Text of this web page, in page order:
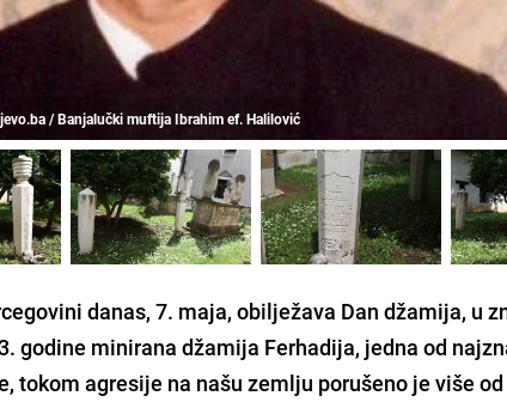
/ Banjalučki muftija Ibrahim ef. Halilović
danas, 7. maja, obilježava Dan džamija, u
godine minirana džamija Ferhadija, jedna od
tokom agresije na našu zemlju porušeno je više